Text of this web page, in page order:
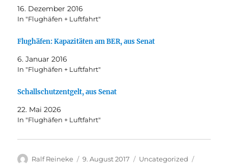
16. Dezember 2016
In "Flughäfen + Luftfahrt"
Flughäfen: Kapazitäten am BER, aus Senat
6. Januar 2016
In "Flughäfen + Luftfahrt"
Schallschutzentgelt, aus Senat
22. Mai 2026
In "Flughäfen + Luftfahrt"
Autor
Ralf Reineke
Veröffentlicht
9. August 2017 Kategorien
Uncategorized